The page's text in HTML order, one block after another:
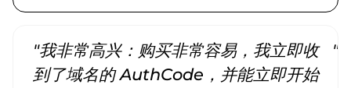
"我非常高兴：购买非常容易，我立即收
到了域名的 AuthCode，并能立即开始
"